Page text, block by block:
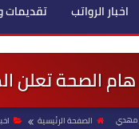
اخبار الرواتب تقديمات
هام الصحة تعلن
مهدي الصفحة الرئيسية